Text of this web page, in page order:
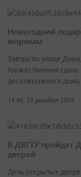
Новогодний
морякам
Завтра по улице
торжественная сдача
десятиэтажного дома
14:40, 29 декабря 2009
В ДВГТУ пройдет
дверей
День открытых